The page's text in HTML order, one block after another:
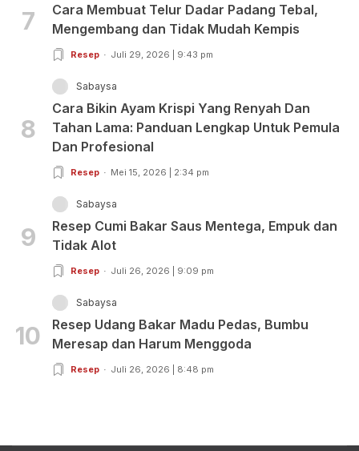
7
Cara Membuat Telur Dadar Padang Tebal,
Mengembang dan Tidak Mudah Kempis
Resep Juli 29, 2026 | 9:43 pm
8
Sabaysa
Cara Bikin Ayam Krispi Yang Renyah Dan
Tahan Lama: Panduan Lengkap Untuk Pemula
Dan Profesional
Resep Mei 15, 2026 | 2:34 pm
9
Sabaysa
Resep Cumi Bakar Saus Mentega, Empuk dan
Tidak Alot
Resep Juli 26, 2026 | 9:09 pm
10
Sabaysa
Resep Udang Bakar Madu Pedas, Bumbu
Meresap dan Harum Menggoda
Resep Juli 26, 2026 | 8:48 pm